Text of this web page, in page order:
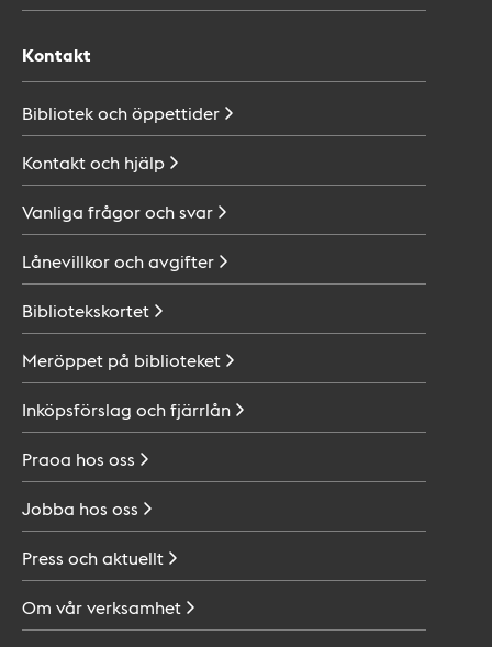
Kontakt
Bibliotek ochöppettider
Kontakt och hjälp
Vanliga frågor ochsvar
Lånevillkor ochavgifter
Bibliotekskortet
Meröppet på biblioteket
Inköpsförslag ochfjärrlån
Praoa hos oss
Jobba hos oss
Press ochaktuellt
Om vårverksamhet